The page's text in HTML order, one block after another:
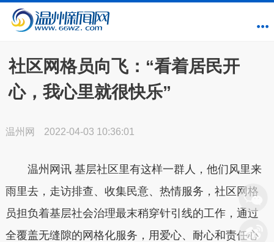
社区网格员向飞：“看着居民开
心，我心里就很快乐”
温州网 2022-04-03 10:36:01
温州网讯 基层社区里有这样一群人，他们风里来
雨里去，走访排查、收集民意、热情服务，社区网格
员担负着基层社会治理最末稍穿针引线的工作，通过
全覆盖无缝隙的网格化服务，用爱心、耐心和责任心